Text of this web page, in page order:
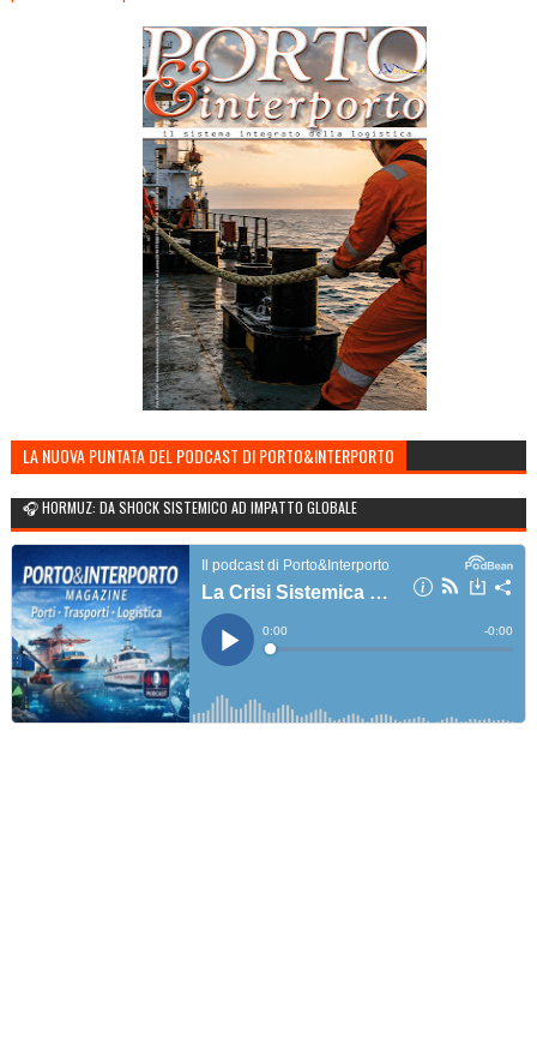
LA NUOVA PUNTATA DEL PODCAST DI PORTO&INTERPORTO
🎧 HORMUZ: DA SHOCK SISTEMICO AD IMPATTO GLOBALE